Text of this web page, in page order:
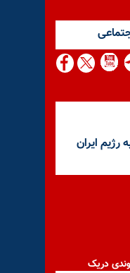
ایران
دریک